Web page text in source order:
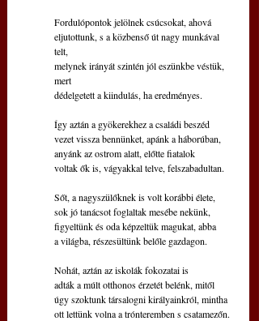
Fordulópontok jelölnek csúcsokat, ahová
eljutottunk, s a közbenső út nagy munkával
telt,
melynek irányát szintén jól eszünkbe véstük,
mert
dédelgetett a kiindulás, ha eredményes.
Így aztán a gyökerekhez a családi beszéd
vezet vissza bennünket, apánk a háborúban,
anyánk az ostrom alatt, előtte fiatalok
voltak ők is, vágyakkal telve, felszabadultan.
Sőt, a nagyszülőknek is volt korábbi élete,
sok jó tanácsot foglaltak mesébe nekünk,
figyeltünk és oda képzeltük magukat, abba
a világba, részesültünk belőle gazdagon.
Nohát, aztán az iskolák fokozatai is
adták a múlt otthonos érzetét belénk, mitől
úgy szoktunk társalogni királyainkról, mintha
ott lettünk volna a trónteremben s csatamezőn.